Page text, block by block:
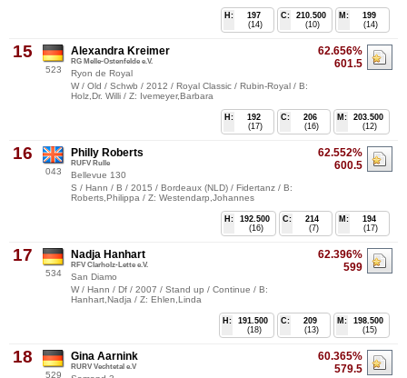
M:
199
(14)
C:
210.500
(10)
H:
197
(14)
15
523
62.656%
601.5
Alexandra Kreimer
RG Melle-Ostenfelde e.V.
Ryon de Royal
W / Old / Schwb / 2012 / Royal Classic / Rubin-Royal / B:
Holz,Dr. Willi / Z: Ivemeyer,Barbara
M:
203.500
(12)
C:
206
(16)
H:
192
(17)
16
043
62.552%
600.5
Philly Roberts
RUFV Rulle
Bellevue 130
S / Hann / B / 2015 / Bordeaux (NLD) / Fidertanz / B:
Roberts,Philippa / Z: Westendarp,Johannes
M:
194
(17)
C:
214
(7)
H:
192.500
(16)
17
534
62.396%
599
Nadja Hanhart
RFV Clarholz-Lette e.V.
San Diamo
W / Hann / Df / 2007 / Stand up / Continue / B:
Hanhart,Nadja / Z: Ehlen,Linda
M:
198.500
(15)
C:
209
(13)
H:
191.500
(18)
18
529
60.365%
579.5
Gina Aarnink
RURV Vechtetal e.V